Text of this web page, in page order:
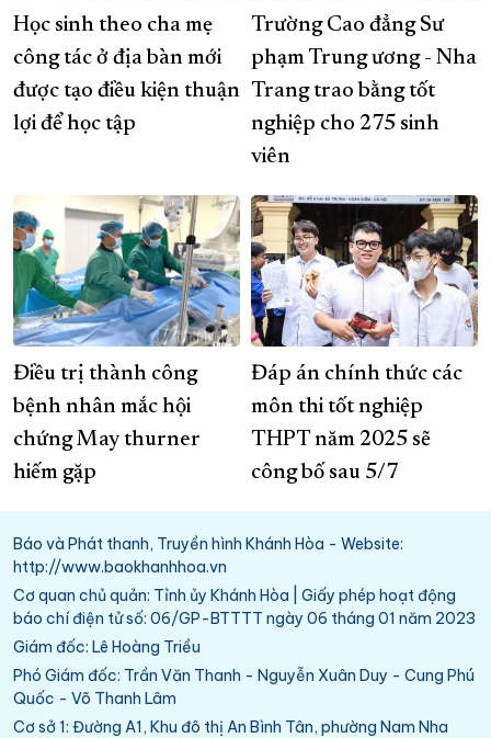
Học sinh theo cha mẹ
công tác ở địa bàn mới
được tạo điều kiện thuận
lợi để học tập
Trường Cao đẳng Sư
phạm Trung ương - Nha
Trang trao bằng tốt
nghiệp cho 275 sinh
viên
Điều trị thành công
bệnh nhân mắc hội
chứng May thurner
hiếm gặp
Đáp án chính thức các
môn thi tốt nghiệp
THPT năm 2025 sẽ
công bố sau 5/7
Báo và Phát thanh, Truyền hình Khánh Hòa - Website:
http://www.baokhanhhoa.vn
Cơ quan chủ quản: Tỉnh ủy Khánh Hòa | Giấy phép hoạt động
báo chí điện tử số: 06/GP-BTTTT ngày 06 tháng 01 năm 2023
Giám đốc: Lê Hoàng Triều
Phó Giám đốc: Trần Văn Thanh - Nguyễn Xuân Duy - Cung Phú
Quốc - Võ Thanh Lâm
Cơ sở 1: Đường A1, Khu đô thị An Bình Tân, phường Nam Nha